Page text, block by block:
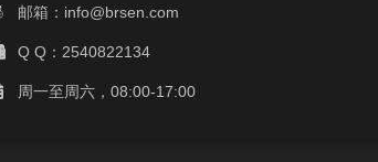
邮箱：info@brsen.com
Q Q：2540822134
周一至周六，08:00-17:00